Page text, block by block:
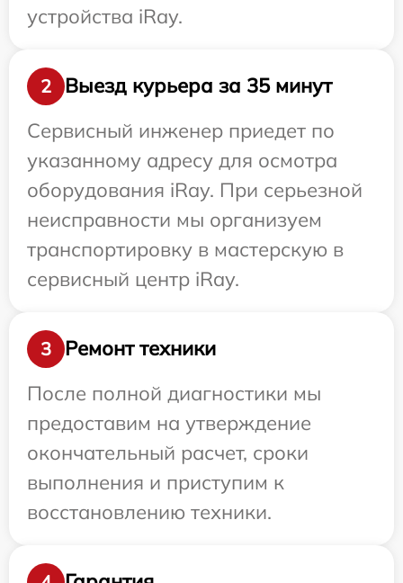
устройства iRay.
2
Выезд курьера за 35 минут
Сервисный инженер приедет по
указанному адресу для осмотра
оборудования iRay. При серьезной
неисправности мы организуем
транспортировку в мастерскую в
сервисный центр iRay.
3
Ремонт техники
После полной диагностики мы
предоставим на утверждение
окончательный расчет, сроки
выполнения и приступим к
восстановлению техники.